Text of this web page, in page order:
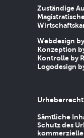
Zuständige
Webdesign
Konzeption
Kontrolle by
Logodesign
Urheberrecht
Sämtliche
Schutz des